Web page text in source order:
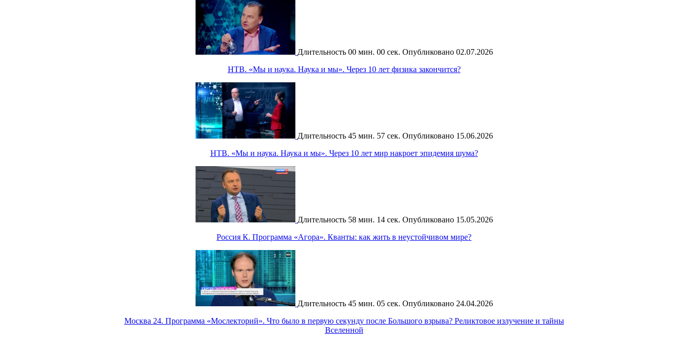
Длительность 00 мин. 00 сек. Опубликовано 02.07.2026
НТВ. «Мы и наука. Наука и мы». Через 10 лет физика закончится?
Длительность 45 мин. 57 сек. Опубликовано 15.06.2026
НТВ. «Мы и наука. Наука и мы». Через 10 лет мир накроет эпидемия шума?
Длительность 58 мин. 14 сек. Опубликовано 15.05.2026
Россия К. Программа «Агора». Кванты: как жить в неустойчивом мире?
Длительность 45 мин. 05 сек. Опубликовано 24.04.2026
Москва 24. Программа «Мослекторий». Что было в первую секунду после Большого взрыва? Реликтовое излучение и тайны
Вселенной